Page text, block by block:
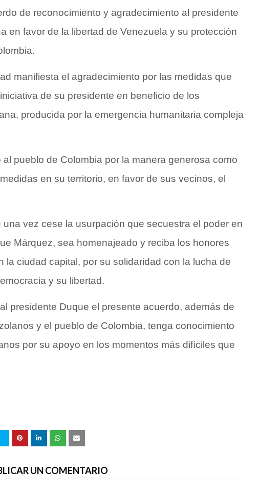
de reconocimiento y agradecimiento al presidente
en favor de la libertad de Venezuela y su protección
manifiesta el agradecimiento por las medidas que
de su presidente en beneficio de los
producida por la emergencia humanitaria compleja
pueblo de Colombia por la manera generosa como
en su territorio, en favor de sus vecinos, el
vez cese la usurpación que secuestra el poder en
Márquez, sea homenajeado y reciba los honores
la ciudad capital, por su solidaridad con la lucha de
y su libertad.
presidente Duque el presente acuerdo, además de
y el pueblo de Colombia, tenga conocimiento
por su apoyo en los momentos más difíciles que
UN COMENTARIO